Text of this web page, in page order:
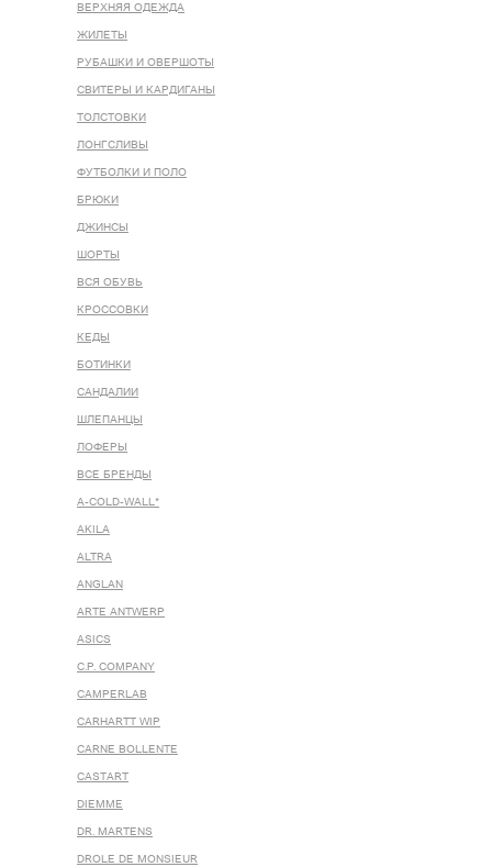
ВЕРХНЯЯ ОДЕЖДА
ЖИЛЕТЫ
РУБАШКИ И ОВЕРШОТЫ
СВИТЕРЫ И КАРДИГАНЫ
ТОЛСТОВКИ
ЛОНГСЛИВЫ
ФУТБОЛКИ И ПОЛО
БРЮКИ
ДЖИНСЫ
ШОРТЫ
ВСЯ ОБУВЬ
КРОССОВКИ
КЕДЫ
БОТИНКИ
САНДАЛИИ
ШЛЕПАНЦЫ
ЛОФЕРЫ
ВСЕ БРЕНДЫ
A-COLD-WALL*
AKILA
ALTRA
ANGLAN
ARTE ANTWERP
ASICS
C.P. COMPANY
CAMPERLAB
CARHARTT WIP
CARNE BOLLENTE
CASTART
DIEMME
DR. MARTENS
DROLE DE MONSIEUR